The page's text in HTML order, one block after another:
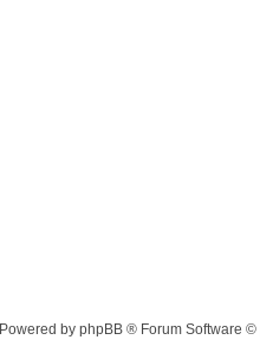
Powered by phpBB ® Forum Software ©